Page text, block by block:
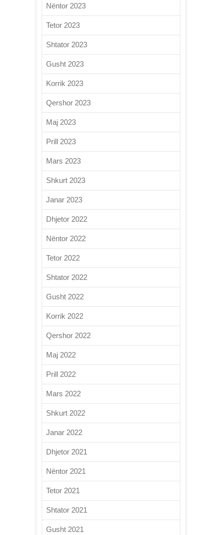
Nëntor 2023
Tetor 2023
Shtator 2023
Gusht 2023
Korrik 2023
Qershor 2023
Maj 2023
Prill 2023
Mars 2023
Shkurt 2023
Janar 2023
Dhjetor 2022
Nëntor 2022
Tetor 2022
Shtator 2022
Gusht 2022
Korrik 2022
Qershor 2022
Maj 2022
Prill 2022
Mars 2022
Shkurt 2022
Janar 2022
Dhjetor 2021
Nëntor 2021
Tetor 2021
Shtator 2021
Gusht 2021